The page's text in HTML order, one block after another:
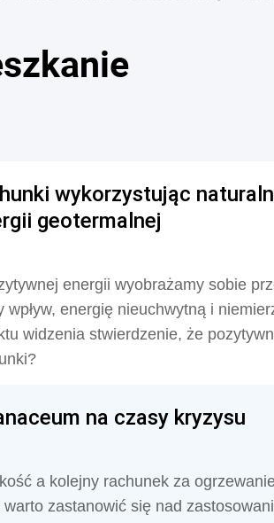
wykorzystując
geotermalnej
energii wyobrażamy sobie
wpływ, energię nieuchwytną i
widzenia stwierdzenie, że
na czasy kryzysu
a kolejny rachunek za
warto zastanowić się nad